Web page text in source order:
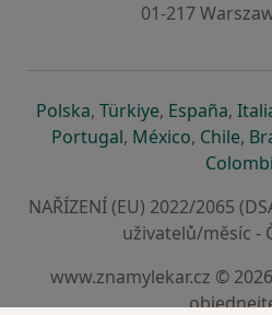
01-217
Polskase otevře v nové
, Türkiyese otevře v
, Españase
,
Portugalse otevře v nové
, Méxicose otevře
, Chilese
,
NAŘÍZENÍ (EU) 2022/2065
uživatelů/měsíc -
www.znamylekar.cz ©